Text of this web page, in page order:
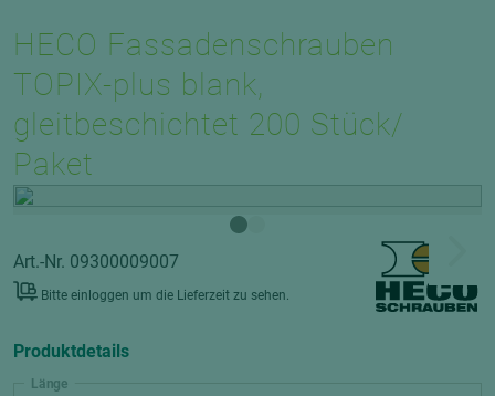
HECO Fassadenschrauben
TOPIX-plus blank,
gleitbeschichtet 200 Stück/
Paket
Art.-Nr. 09300009007
Bitte einloggen um die Lieferzeit zu sehen.
Produktdetails
Länge